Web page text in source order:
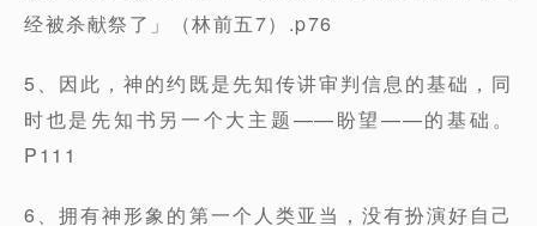
经被杀献祭了」（林前五7）.p76
5、因此，神的约既是先知传讲审判信息的基础，同
时也是先知书另一个大主题——盼望——的基础。
P111
6、拥有神形象的第一个人类亚当，没有扮演好自己